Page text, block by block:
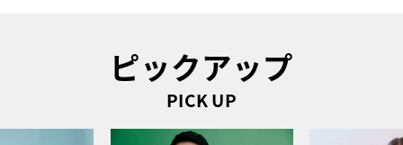
ピックアップ
PICK UP